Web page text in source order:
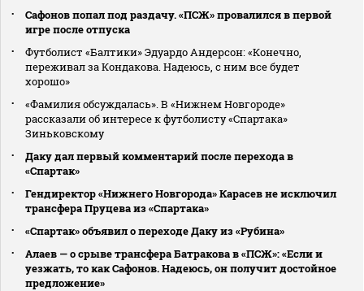
Сафонов попал под раздачу. «ПСЖ» провалился в первой
игре после отпуска
Футболист «Балтики» Эдуардо Андерсон: «Конечно,
переживал за Кондакова. Надеюсь, с ним все будет
хорошо»
«Фамилия обсуждалась». В «Нижнем Новгороде»
рассказали об интересе к футболисту «Спартака»
Зиньковскому
Даку дал первый комментарий после перехода в
«Спартак»
Гендиректор «Нижнего Новгорода» Карасев не исключил
трансфера Пруцева из «Спартака»
«Спартак» объявил о переходе Даку из «Рубина»
Алаев — о срыве трансфера Батракова в «ПСЖ»: «Если и
уезжать, то как Сафонов. Надеюсь, он получит достойное
предложение»